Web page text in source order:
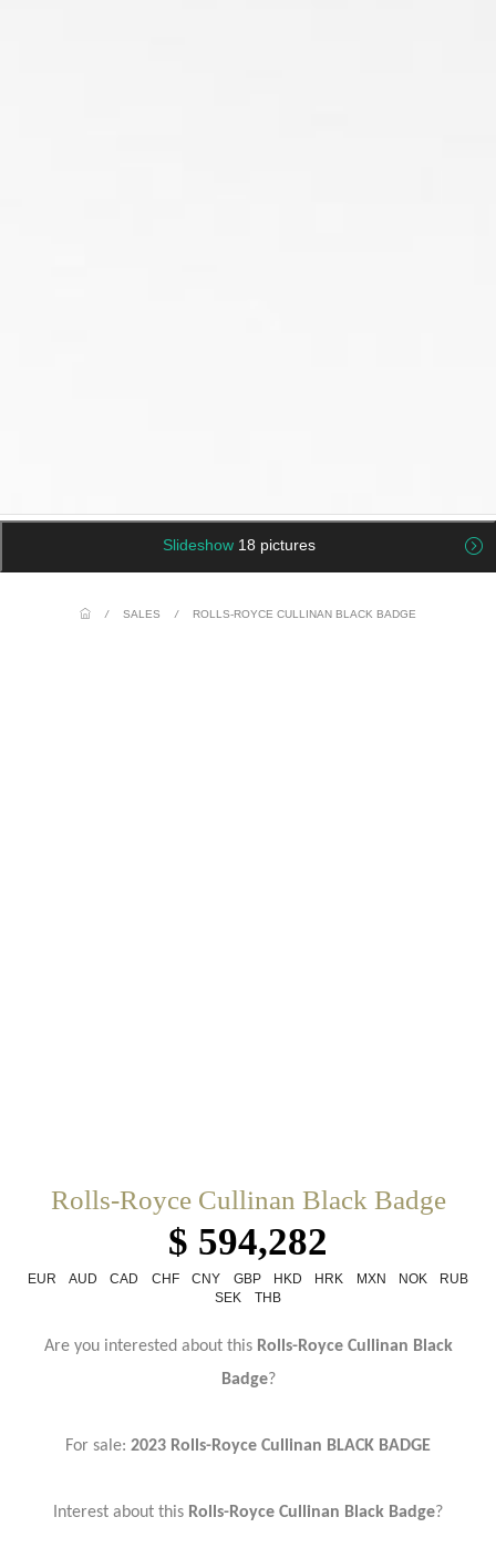
Slideshow 18 pictures
/ SALES / ROLLS-ROYCE CULLINAN BLACK BADGE
Rolls-Royce Cullinan Black Badge
$ 594,282
EUR AUD CAD CHF CNY GBP HKD HRK MXN NOK
RUB
SEK
THB
Are you interested about this Rolls-Royce Cullinan Black
Badge?
For sale: 2023 Rolls-Royce Cullinan BLACK BADGE
Interest about this Rolls-Royce Cullinan Black Badge?